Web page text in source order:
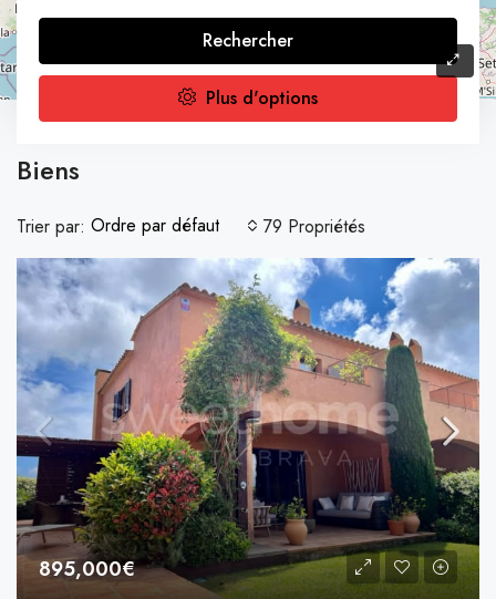
Rechercher
Plus d'options
Biens
79 Propriétés
Trier par: Ordre par défaut
895,000€